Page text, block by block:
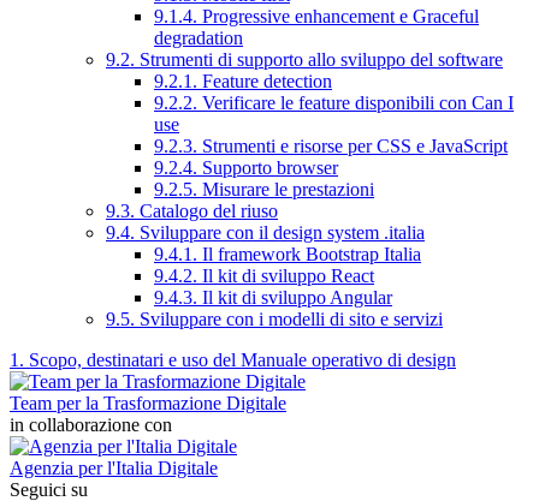
9.1.4. Progressive enhancement e Graceful
degradation
9.2. Strumenti di supporto allo sviluppo del software
9.2.1. Feature detection
9.2.2. Verificare le feature disponibili con Can I
use
9.2.3. Strumenti e risorse per CSS e JavaScript
9.2.4. Supporto browser
9.2.5. Misurare le prestazioni
9.3. Catalogo del riuso
9.4. Sviluppare con il design system .italia
9.4.1. Il framework Bootstrap Italia
9.4.2. Il kit di sviluppo React
9.4.3. Il kit di sviluppo Angular
9.5. Sviluppare con i modelli di sito e servizi
1. Scopo, destinatari e uso del Manuale operativo di design
Team per la Trasformazione Digitale
in collaborazione con
Agenzia per l'Italia Digitale
Seguici su